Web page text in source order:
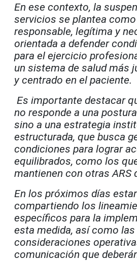
En ese contexto, la
servicios se plantea
responsable, legítima y
orientada a defender
para el ejercicio
un sistema de salud más
y centrado en el paciente.
Es importante destacar
no responde a una
sino a una estrategia
estructurada, que busca
condiciones para lograr
equilibrados, como los
mantienen con otras ARS
En los próximos días
compartiendo los
específicos para la
esta medida, así como las
consideraciones
comunicación que